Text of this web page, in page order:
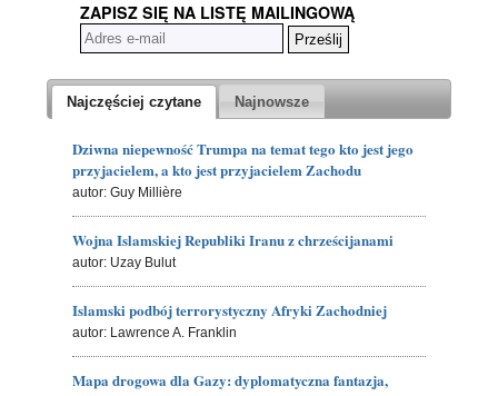
ZAPISZ SIĘ NA LISTĘ MAILINGOWĄ
Najczęściej czytane Najnowsze
Dziwna niepewność Trumpa na temat tego kto jest jego
przyjacielem, a kto jest przyjacielem Zachodu
autor: Guy Millière
Wojna Islamskiej Republiki Iranu z chrześcijanami
autor: Uzay Bulut
Islamski podbój terrorystyczny Afryki Zachodniej
autor: Lawrence A. Franklin
Mapa drogowa dla Gazy: dyplomatyczna fantazja,